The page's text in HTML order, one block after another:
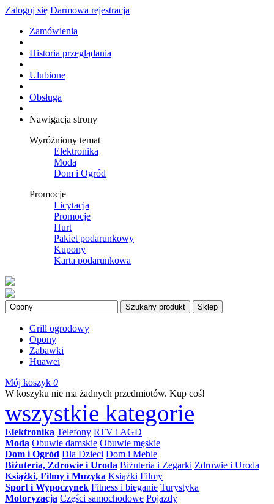
Zaloguj się Darmowa rejestracja
Zamówienia
Historia przeglądania
Ulubione
Obsługa
Nawigacja strony
Wyróżniony temat
Elektronika
Moda
Dom i Ogród
Promocje
Licytacja
Promocje
Hurt
Pakiet podarunkowy
Kupony
Karta podarunkowa
Szukany produkt Sklep
Grill ogrodowy
Opony
Zabawki
Huawei
Mój koszyk 0
W koszyku nie ma żadnych przedmiotów. Kup coś!
wszystkie kategorie
Elektronika Telefony RTV i AGD
Moda Obuwie damskie Obuwie męskie
Dom i Ogród Dla Dzieci Dom i Meble
Biżuteria, Zdrowie i Uroda Biżuteria i Zegarki Zdrowie i Uroda
Książki, Filmy i Muzyka Książki Filmy
Sport i Wypoczynek Fitness i bieganie Turystyka
Motoryzacja Części samochodowe Pojazdy